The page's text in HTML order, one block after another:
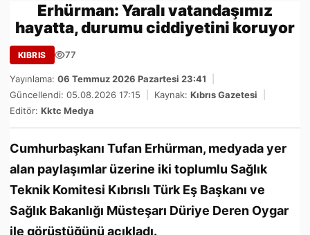
Erhürman: Yaralı vatandaşımız
hayatta, durumu ciddiyetini koruyor
KIBRIS 77
Yayınlama: 06 Temmuz 2026 Pazartesi 23:41
Güncellendi: 05.08.2026 17:15
Kaynak: Kıbrıs Gazetesi
Editör: Kktc Medya
Cumhurbaşkanı Tufan Erhürman, medyada yer
alan paylaşımlar üzerine iki toplumlu Sağlık
Teknik Komitesi Kıbrıslı Türk Eş Başkanı ve
Sağlık Bakanlığı Müsteşarı Düriye Deren Oygar
ile görüştüğünü açıkladı.